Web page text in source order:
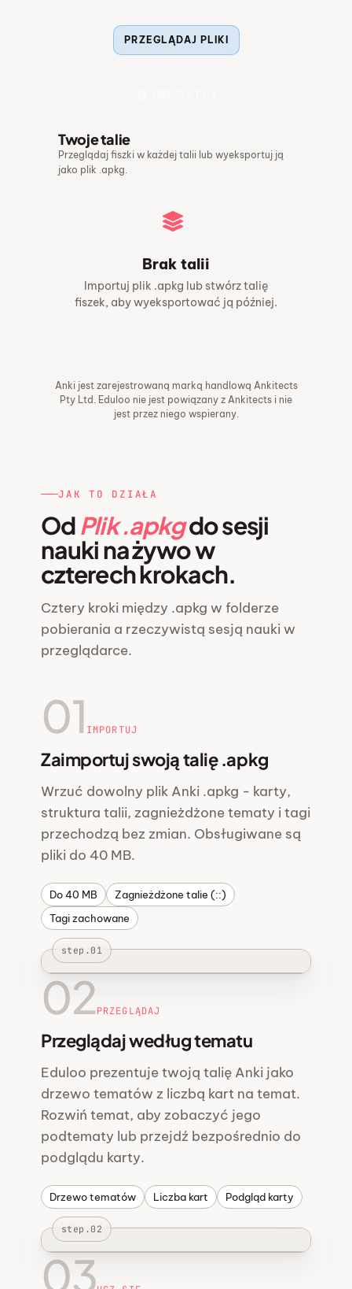
PRZEGLĄDAJ PLIKI
Twoje talie
Przeglądaj fiszki w każdej talii lub wyeksportuj ją
jako plik .apkg.
Brak talii
Importuj plik .apkg lub stwórz talię
fiszek, aby wyeksportować ją później.
Anki jest zarejestrowaną marką handlową Ankitects
Pty Ltd. Eduloo nie jest powiązany z Ankitects i nie
jest przez niego wspierany.
JAK TO DZIAŁA
OdPlik .apkgdo sesji
nauki na żywo w
czterech krokach.
Cztery kroki między .apkg w folderze
pobierania a rzeczywistą sesją nauki w
przeglądarce.
01 IMPORTUJ
Zaimportuj swoją talię .apkg
Wrzuć dowolny plik Anki .apkg - karty,
struktura talii, zagnieżdżone tematy i tagi
przechodzą bez zmian. Obsługiwane są
pliki do 40 MB.
Do 40 MB
Zagnieżdżone talie (::)
Tagi zachowane
step.01
02PRZEGLĄDAJ
Przeglądaj według tematu
Eduloo prezentuje twoją talię Anki jako
drzewo tematów z liczbą kart na temat.
Rozwiń temat, aby zobaczyć jego
podtematy lub przejdź bezpośrednio do
podglądu karty.
Drzewo tematów Liczba kart Podgląd karty
step.02
03